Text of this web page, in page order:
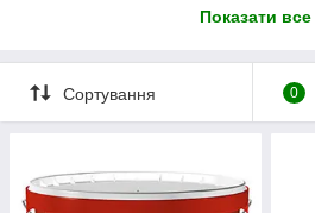
Тонкошарова фарба для шпалер
Показати все
Сортування 0